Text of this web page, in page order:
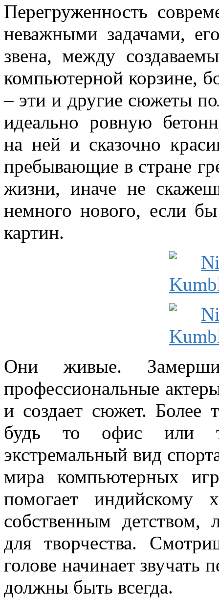
Перегруженность
неважными задачами,
звена, между
компьютерной корзине,
– эти и другие сюжеты
идеально ровную
на ней и сказочно
пребывающие в стране
жизни, иначе не
немного нового, если
картин.
Они живые.
профессиональные
и создает сюжет. Более
будь то офис или
экстремальный вид
мира компьютерных
помогает индийскому
собственным
для творчества.
голове начинает звучать
должны быть всегда.